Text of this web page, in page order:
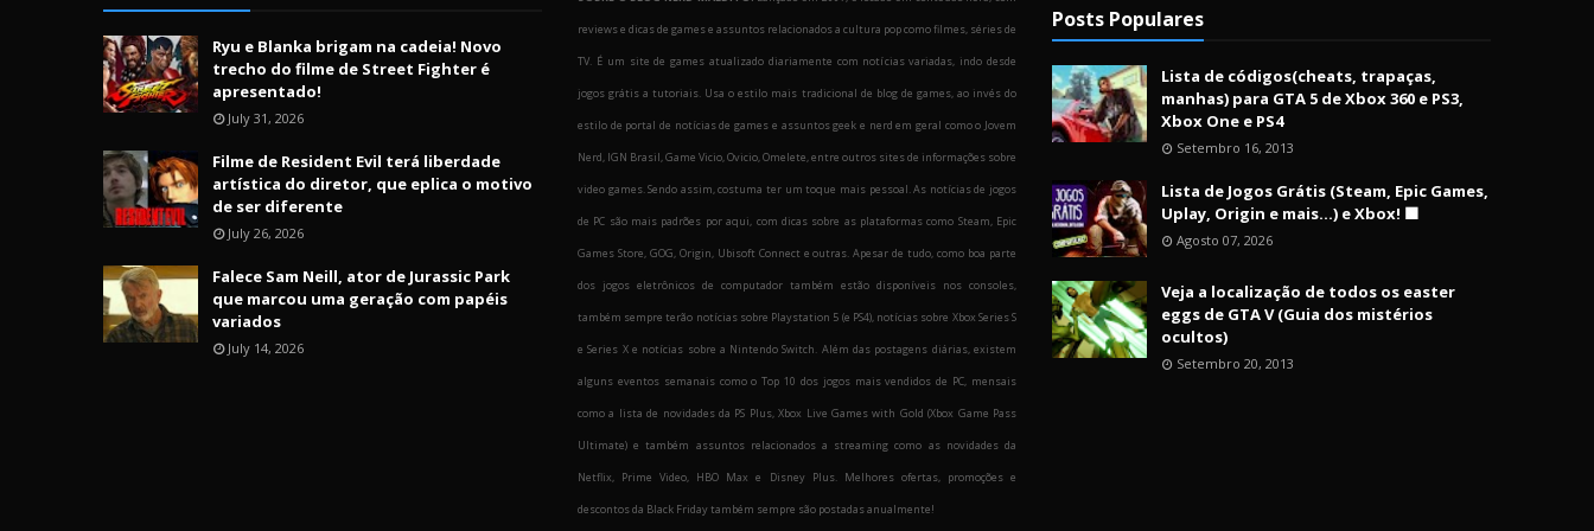
Ryu e Blanka brigam na cadeia! Novo
trecho do filme de Street Fighter é
apresentado!
July 31, 2026
Filme de Resident Evil terá liberdade
artística do diretor, que eplica o motivo
de ser diferente
July 26, 2026
Falece Sam Neill, ator de Jurassic Park
que marcou uma geração com papéis
variados
July 14, 2026
reviews e dicas de games e assuntos relacionados a cultura pop como filmes, séries de
TV. É um site de games atualizado diariamente com notícias variadas, indo desde
jogos grátis a tutoriais. Usa o estilo mais tradicional de blog de games, ao invés do
estilo de portal de notícias de games e assuntos geek e nerd em geral como o Jovem
Nerd, IGN Brasil, Game Vicio, Ovicio, Omelete, entre outros sites de informações sobre
video games. Sendo assim, costuma ter um toque mais pessoal. As notícias de jogos
de PC são mais padrões por aqui, com dicas sobre as plataformas como Steam, Epic
Games Store, GOG, Origin, Ubisoft Connect e outras. Apesar de tudo, como boa parte
dos jogos eletrônicos de computador também estão disponíveis nos consoles,
também sempre terão notícias sobre Playstation 5 (e PS4), notícias sobre Xbox Series S
e Series X e notícias sobre a Nintendo Switch. Além das postagens diárias, existem
alguns eventos semanais como o Top 10 dos jogos mais vendidos de PC, mensais
como a lista de novidades da PS Plus, Xbox Live Games with Gold (Xbox Game Pass
Ultimate) e também assuntos relacionados a streaming como as novidades da
Netflix, Prime Video, HBO Max e Disney Plus. Melhores ofertas, promoções e
descontos da Black Friday também sempre são postadas anualmente!
Posts Populares
Lista de códigos(cheats, trapaças,
manhas) para GTA 5 de Xbox 360 e PS3,
Xbox One e PS4
Setembro 16, 2013
Lista de Jogos Grátis (Steam, Epic Games,
Uplay, Origin e mais...) e Xbox! 🟩
Agosto 07, 2026
Veja a localização de todos os easter
eggs de GTA V (Guia dos mistérios
ocultos)
Setembro 20, 2013